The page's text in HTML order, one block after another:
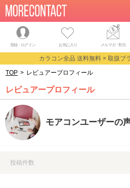
登録・ログイン お気に入り メルマガ・割引
カラコン全品 送料無料 × 取扱ブ
TOP > レビュアープロフィール
レビュアープロフィール
モアコンユーザーの
投稿件数